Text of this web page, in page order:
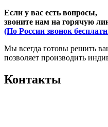
Если у вас есть вопросы,
звоните нам на горячую
(По России звонок
Мы всегда готовы решить
позволяет производить
Контакты